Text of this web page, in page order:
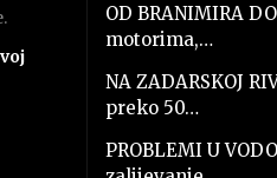
OD BRANIMIRA
motorima,…
NA ZADARSKOJ
preko 50…
PROBLEMI U